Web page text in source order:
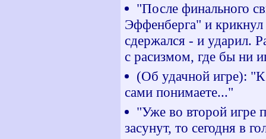
"После финального
Эффенберга" и
сдержался - и ударил.
с расизмом, где бы ни
(Об удачной игре): "К
сами понимаете..."
"Уже во второй игре
засунут, то сегодня в